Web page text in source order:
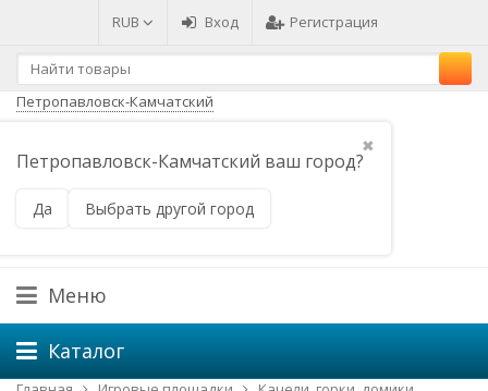
RUB Вход Регистрация
Петропавловск-Камчатский
✖
Петропавловск-Камчатский ваш город?
Да Выбрать другой город
8 (800) 500-66-41
8 (495) 648-49-30
Меню
Каталог